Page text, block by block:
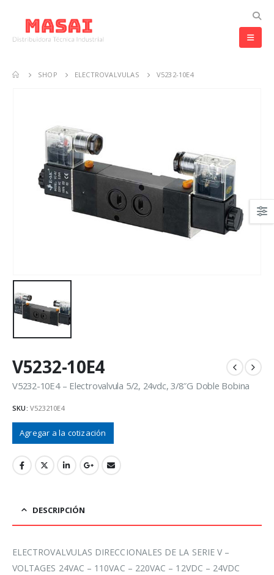
SHOP ELECTROVALVULAS V5232-10E4
V5232-10E4
V5232-10E4 – Electrovalvula 5/2, 24vdc, 3/8″G Doble Bobina
SKU: V523210E4
Agregar a la cotización
DESCRIPCIÓN
ELECTROVALVULAS DIRECCIONALES DE LA SERIE V –
VOLTAGES 24VAC – 110VAC – 220VAC – 12VDC – 24VDC